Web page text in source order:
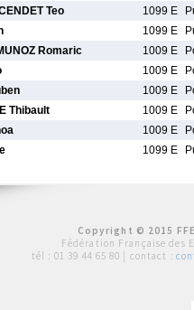
Teo 1099 E
1099 E
Romaric 1009 E
1009 E
1009 E
Thibault 1009 E
1009 E
1099 E
Copyright © 2015
Fédération Française des
tél : 01 39 44 65 80 | contact :